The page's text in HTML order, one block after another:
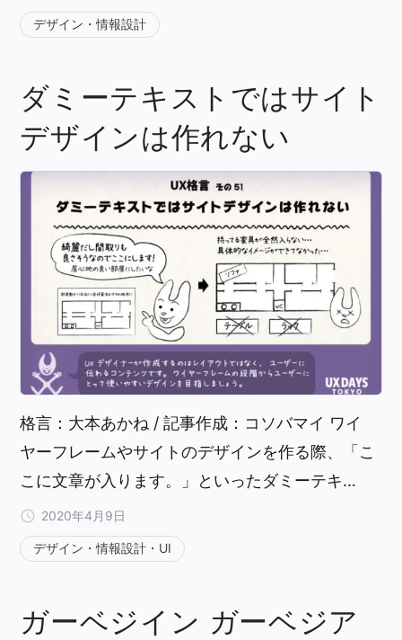
デザイン・情報設計
ダミーテキストではサイト
デザインは作れない
格言：大本あかね / 記事作成：コソバマイ ワイ
ヤーフレームやサイトのデザインを作る際、「こ
こに文章が入ります。」といったダミーテキ…
2020年4月9日
デザイン・情報設計・UI
ガーベジイン ガーベジア